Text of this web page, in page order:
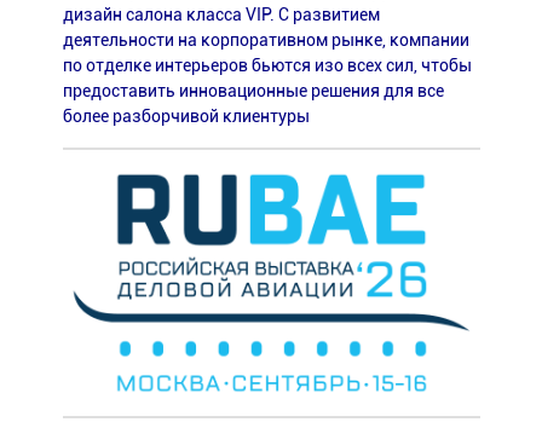
дизайн салона класса VIP. С развитием
деятельности на корпоративном рынке, компании
по отделке интерьеров бьются изо всех сил, чтобы
предоставить инновационные решения для все
более разборчивой клиентуры